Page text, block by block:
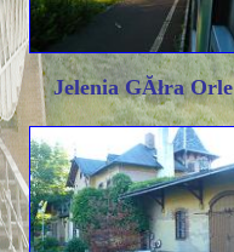
Jelenia GĂłra Orle